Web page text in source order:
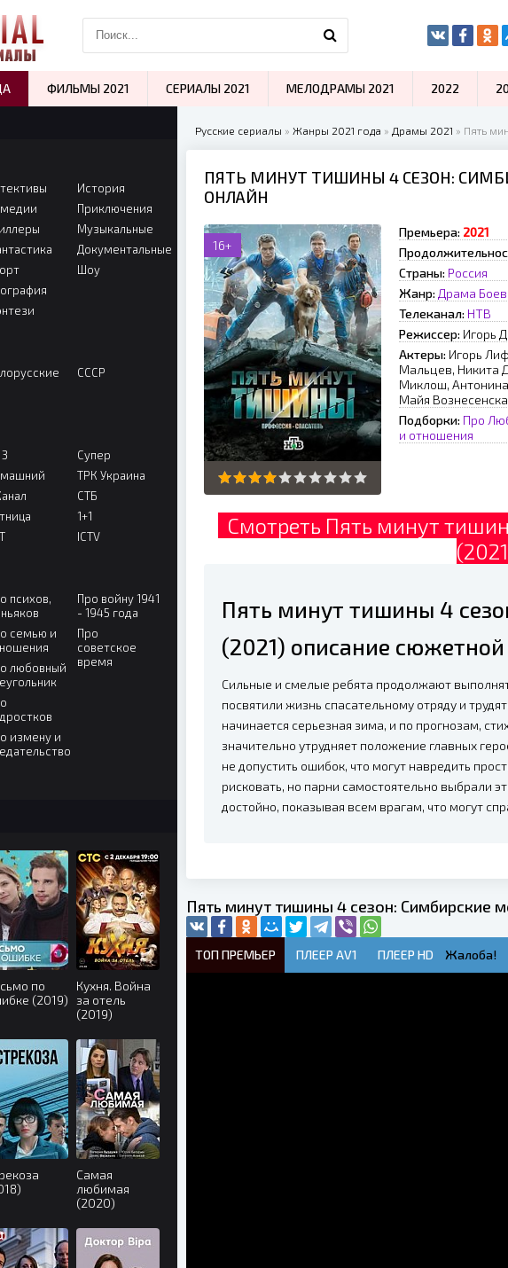
Русские сериалы » Жанры 2021 года » Драмы 2021 » Пять
ПЯТЬ МИНУТ ТИШИНЫ 4 СЕЗОН:
ОНЛАЙН
16+
Премьера: 2021
Страны: Россия
Жанр: Драма
Телеканал: НТВ
Режиссер: Игорь
Актеры: Игорь
Мальцев, Никита
Миклош,
Майя
Подборки: Про
и отношения
Смотреть Пять минут
Пять минут тишины 4
(2021) описание
Сильные и смелые ребята продолжают
посвятили жизнь спасательному отряду и
начинается серьезная зима, и по прогнозам,
значительно утрудняет положение главных
не допустить ошибок, что могут навредить
рисковать, но парни самостоятельно выбрали
достойно, показывая всем врагам, что могут
Пять минут тишины 4 сезон: Симбирские
ТОП ПРЕМЬЕР ПЛЕЕР AV1 ПЛЕЕР HD Жалоба!
История
Приключения
Музыкальные
Документальные
Шоу
СССР
Супер
ТРК Украина
СТБ
1+1
ICTV
психов,
семью и
любовный
измену и
Про войну 1941
- 1945 года
Про
советское
время
по
(2019)
Кухня. Война
за отель
(2019)
Самая
любимая
(2020)
ФИЛЬМЫ 2021 СЕРИАЛЫ 2021 МЕЛОДРАМЫ 2021 2022